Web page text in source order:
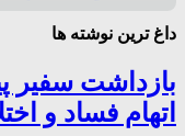
داغ ترین نوشته ها
بازداشت سفیر
اتهام فساد و